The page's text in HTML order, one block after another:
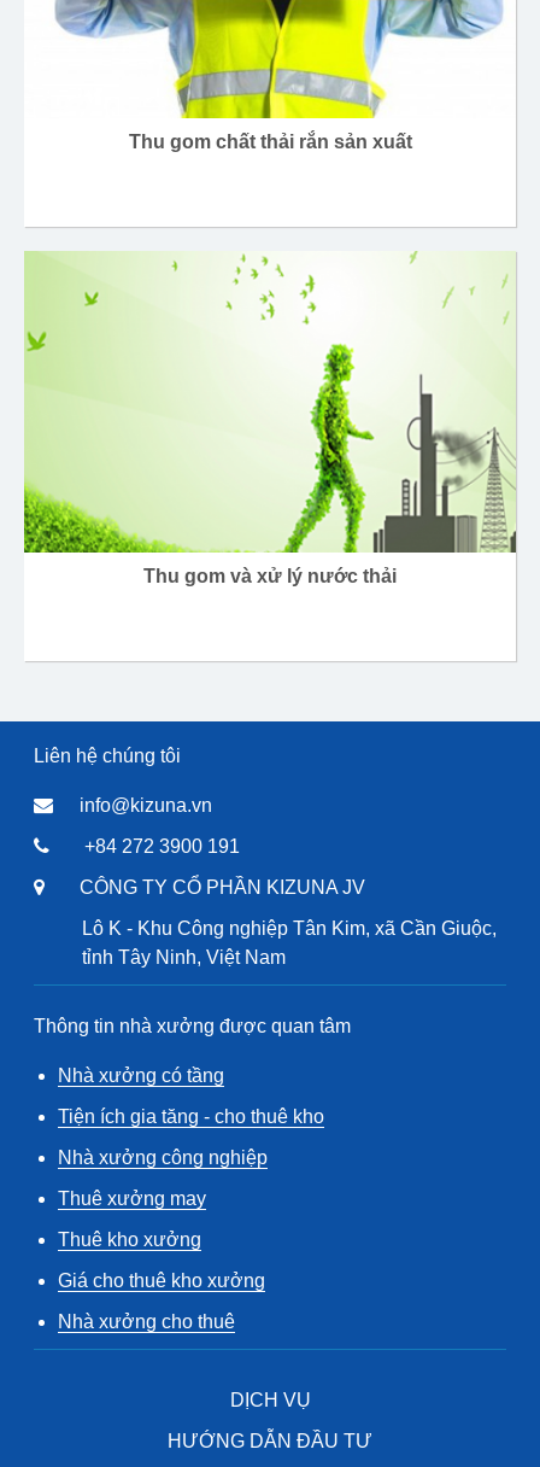
Thu gom chất thải rắn sản xuất
Thu gom và xử lý nước thải
Liên hệ chúng tôi
info@kizuna.vn
+84 272 3900 191
CÔNG TY CỔ PHẦN KIZUNA JV
Lô K - Khu Công nghiệp Tân Kim, xã Cần Giuộc,
tỉnh Tây Ninh, Việt Nam
Thông tin nhà xưởng được quan tâm
Nhà xưởng có tầng
Tiện ích gia tăng - cho thuê kho
Nhà xưởng công nghiệp
Thuê xưởng may
Thuê kho xưởng
Giá cho thuê kho xưởng
Nhà xưởng cho thuê
DỊCH VỤ
HƯỚNG DẪN ĐẦU TƯ